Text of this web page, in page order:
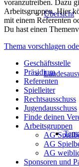
Übersicht
voranzutreiben. Dazu
Arbeitsgruppen. Hier
mit einem Referenten
Du hast einen
Thema vorschlagen
Geschäftsstelle
Präsidium
Referenten
Spielleiter
Rechtsausschuss
Jugendausschuss
Finde deinen
Arbeitsgruppen
AG
AG
AG
Sponsoren und